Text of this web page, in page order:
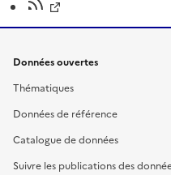
Données ouvertes
Thématiques
Données de référence
Catalogue de données
Suivre les publications des